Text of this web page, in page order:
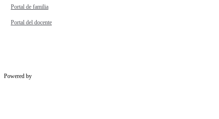
Portal de familia
Portal del docente
Powered by